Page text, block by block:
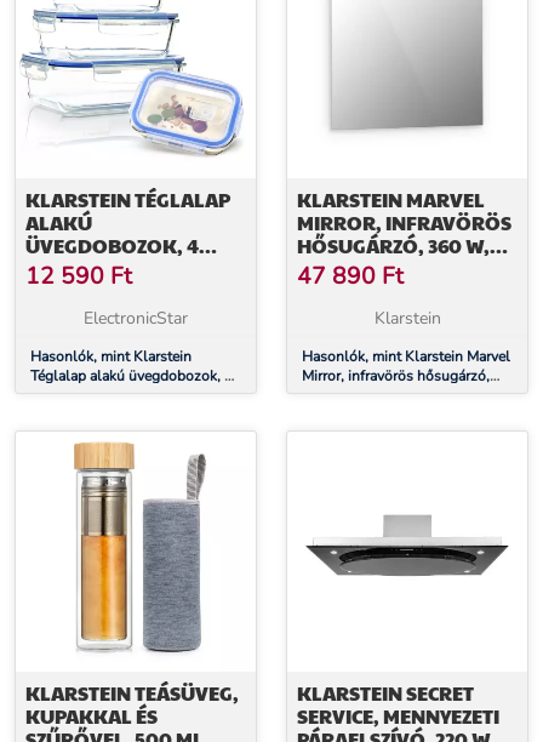
KLARSTEIN TÉGLALAP
ALAKÚ
ÜVEGDOBOZOK, 4
DARABOS KÉSZLET,
1520 ML, 1040 ML, 640
ML, 370 ML, FEDÉLLEL
12 590 Ft
ElectronicStar
Hasonlók, mint Klarstein
Téglalap alakú üvegdobozok, 4
darabos készlet, 1520 ml, 1040
KLARSTEIN MARVEL
MIRROR, INFRAVÖRÖS
HŐSUGÁRZÓ, 360 W,
HETI IDŐZÍTŐ, IP20,
TÉGLALAP ALAKÚ
47 890 Ft
Klarstein
Hasonlók, mint Klarstein Marvel
Mirror, infravörös hősugárzó,
360 W, heti időzítő, IP20,
KLARSTEIN TEÁSÜVEG,
KUPAKKAL ÉS
KLARSTEIN SECRET
SERVICE, MENNYEZETI